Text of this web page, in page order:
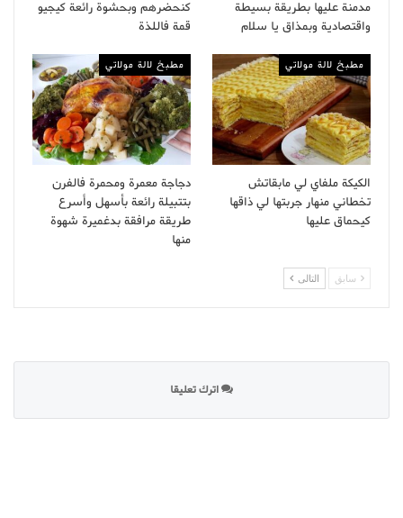
مدمنة عليها بطريقة بسيطة
واقتصادية وبمذاق يا سلام
كنحضرهم وبحشوة رائعة كيجيو
قمة فاللذة
مطبخ لالة مولاتي
الكيكة ملفاي لي مابقاتش
تخطاني منهار جربتها لي ذاقها
كيحماق عليها
مطبخ لالة مولاتي
دجاجة معمرة ومحمرة فالفرن
بتتبيلة رائعة بأسهل وأسرع
طريقة مرافقة بدغميرة شهوة
منها
سابق التالى
اترك تعليقا